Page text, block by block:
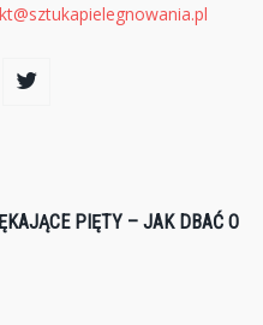
PIĘTY – JAK DBAĆ O